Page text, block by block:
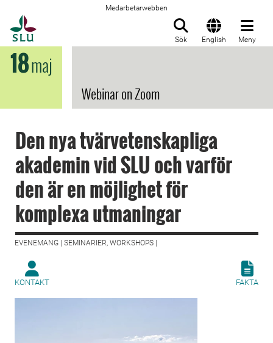
Medarbetarwebben
Sök English Meny
18maj
Webinar on Zoom
Den nya tvärvetenskapliga
akademin vid SLU och varför
den är en möjlighet för
komplexa utmaningar
EVENEMANG | SEMINARIER, WORKSHOPS |
KONTAKT FAKTA